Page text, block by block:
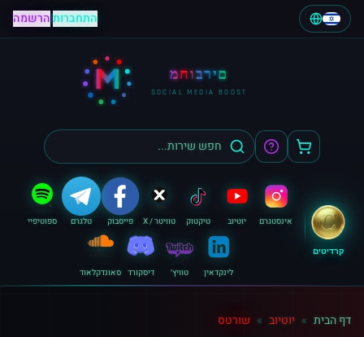
התחברות|הרשמה
M מחוברים
SOCIAL MEDIA BOOST
קרדיטים
אינסטגרם יוטיוב טיקטוק טוויטר / X פייסבוק טלגרם ספוטיפיי
לינקדאין טוויץ׳ דיסקורד סאונדקלאוד
דף הבית » יוטיוב » שורטס